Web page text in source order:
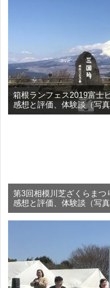
箱根ランフェス2019富士
感想と評価、体験談（写真
第3回相模川芝ざくらま
感想と評価、体験談（写真